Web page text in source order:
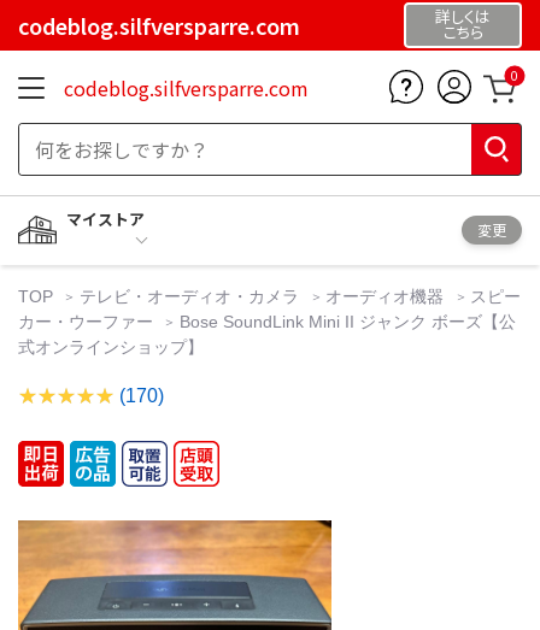
codeblog.silfversparre.com 詳しくは
こちら
codeblog.silfversparre.com 0
マイストア
変更
TOP テレビ・オーディオ・カメラ オーディオ機器
スピー
カー・ウーファー
Bose SoundLink Mini II ジャンク ボーズ【公
式オンラインショップ】
(170)